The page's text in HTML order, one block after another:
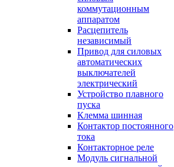
коммутационным
аппаратом
Расцепитель
независимый
Привод для силовых
автоматических
выключателей
электрический
Устройство плавного
пуска
Клемма шинная
Контактор постоянного
тока
Контакторное реле
Модуль сигнальной